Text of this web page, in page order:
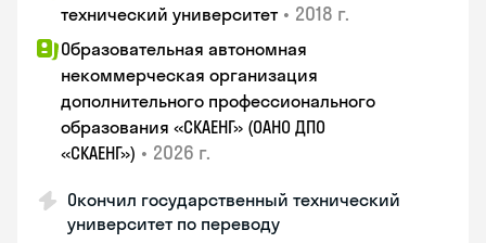
технический университет • 2018 г.
Образовательная автономная
некоммерческая организация
дополнительного профессионального
образования «СКАЕНГ» (ОАНО ДПО
«СКАЕНГ») • 2026 г.
Окончил государственный технический
университет по переводу